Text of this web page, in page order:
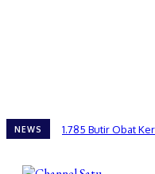
NEWS 1.785 Butir Obat